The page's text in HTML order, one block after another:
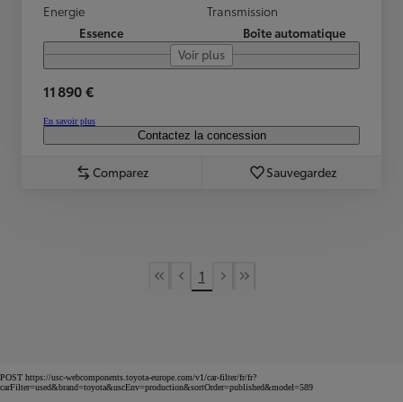
Energie
Essence
Transmission
Boîte automatique
Voir plus
11 890 €
En savoir plus
Contactez la concession
Comparez Sauvegardez
First Page
Previous page
1
Next page
Last Page
POST https://usc-webcomponents.toyota-europe.com/v1/car-filter/fr/fr?
carFilter=used&brand=toyota&uscEnv=production&sortOrder=published&model=589